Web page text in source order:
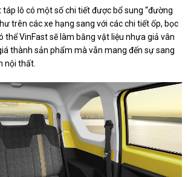
lô có một số chi tiết được bổ sung “đường
trên các xe hạng sang với các chi tiết ốp, bọc
thể VinFast sẽ làm bằng vật liệu nhựa giả vân
thành sản phẩm mà vẫn mang đến sự sang
nội thất.